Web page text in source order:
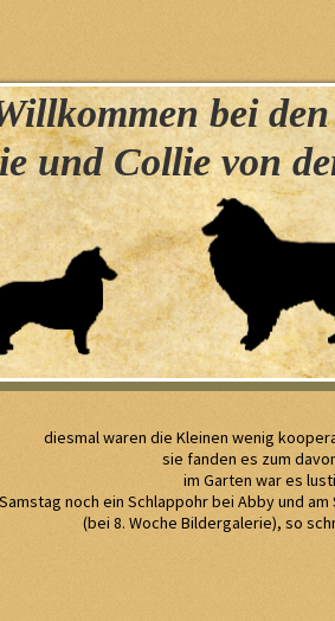
bei
und Collie von
diesmal waren die Kleinen wenig
sie fanden es zum
im Garten war es
noch ein Schlappohr bei Abby und
(bei 8. Woche Bildergalerie), so